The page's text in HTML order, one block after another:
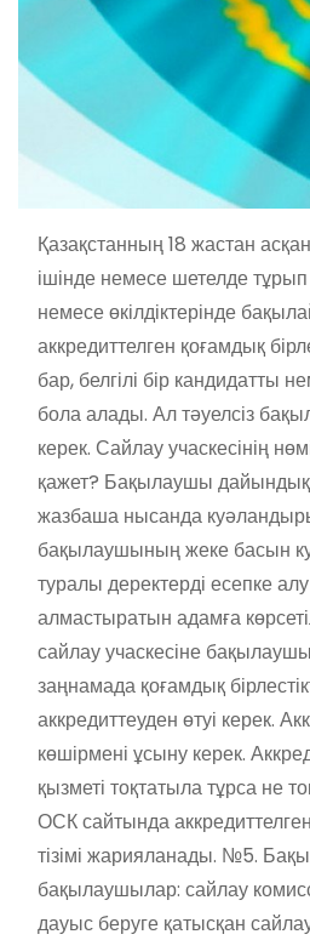
Қазақстанның 18 жастан
ішінде немесе шетелде
немесе өкілдіктерінде
аккредиттелген қоғамдық
бар, белгілі бір
бола алады. Ал тәуелсіз
керек. Сайлау учаскесінің
қажет? Бақылаушы дайындық
жазбаша нысанда
бақылаушының жеке басын
туралы деректерді есепке
алмастыратын адамға
сайлау учаскесіне бақылаушы
заңнамада қоғамдық
аккредиттеуден өтуі керек.
көшірмені ұсыну керек.
қызметі тоқтатыла тұрса не
ОСК сайтында
тізімі жарияланады. №5.
бақылаушылар: сайлау
дауыс беруге қатысқан